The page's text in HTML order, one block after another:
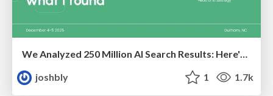
We Analyzed 250 Million AI Search Results: Here's What I Found
joshbly
1 1.7k